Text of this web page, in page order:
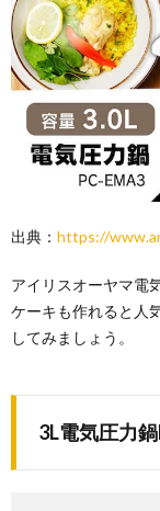
出典： https://
アイリスオーヤマ電
ケーキも作れると人
してみましょう。
3L電気圧力